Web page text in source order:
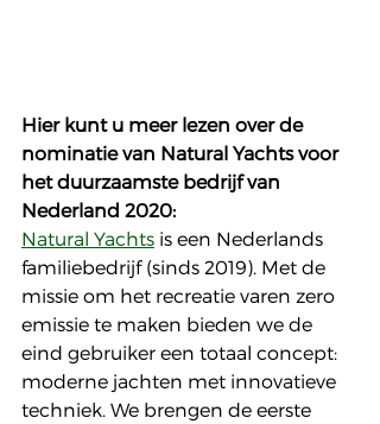
Hier kunt u meer lezen over de
nominatie van Natural Yachts voor
het duurzaamste bedrijf van
Nederland 2020:
Natural Yachts is een Nederlands
familiebedrijf (sinds 2019). Met de
missie om het recreatie varen zero
emissie te maken bieden we de
eind gebruiker een totaal concept:
moderne jachten met innovatieve
techniek. We brengen de eerste